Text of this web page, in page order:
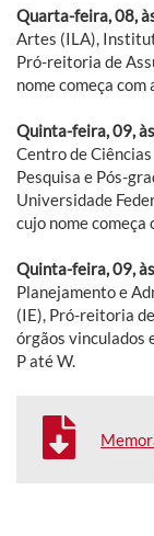
Quarta-feira, 08,
Artes (ILA),
Pró-reitoria de
nome começa com
Quinta-feira, 09,
Centro de
Pesquisa e Pós-
Universidade
cujo nome começa
Quinta-feira, 09,
Planejamento e
(IE), Pró-reitoria
órgãos vinculados
P até W.